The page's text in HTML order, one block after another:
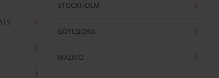
STOCKHOLM
GÖTEBORG
MALMÖ